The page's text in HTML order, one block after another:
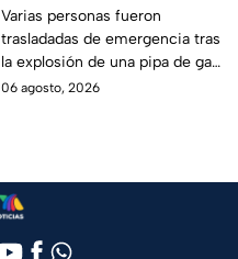
se reportan más de 20
personas con
quemaduras
Varias personas fueron
trasladadas de emergencia tras
la explosión de una pipa de gas
cerca de la colonia Las
06 agosto, 2026